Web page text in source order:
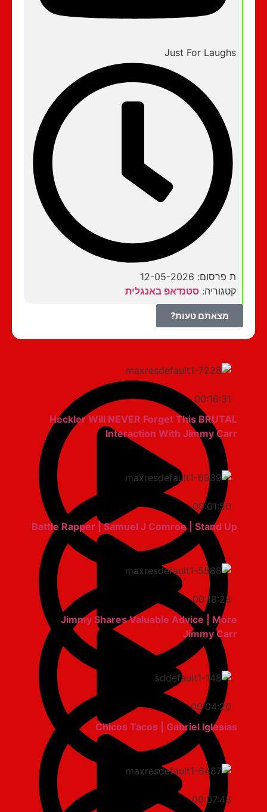
Just For Laughs
ת פרסום: 12-05-2026
קטגוריה:סטנדאפ באנגלית
מצאתם טעות?
00:16:31
Heckler Will NEVER Forget This BRUTAL
Interaction With Jimmy Carr
00:01:50
Battle Rapper | Samuel J Comroe | Stand Up
00:18:28
Jimmy Shares Valuable Advice | More
Jimmy Carr
00:04:20
Chicos Tacos | Gabriel Iglesias
00:07:43